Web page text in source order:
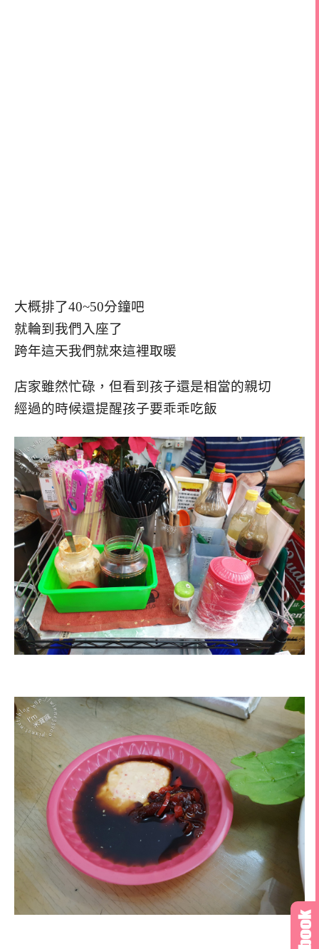
大概排了40~50分鐘吧
就輪到我們入座了
跨年這天我們就來這裡取暖
店家雖然忙碌，但看到孩子還是相當的親切
經過的時候還提醒孩子要乖乖吃飯